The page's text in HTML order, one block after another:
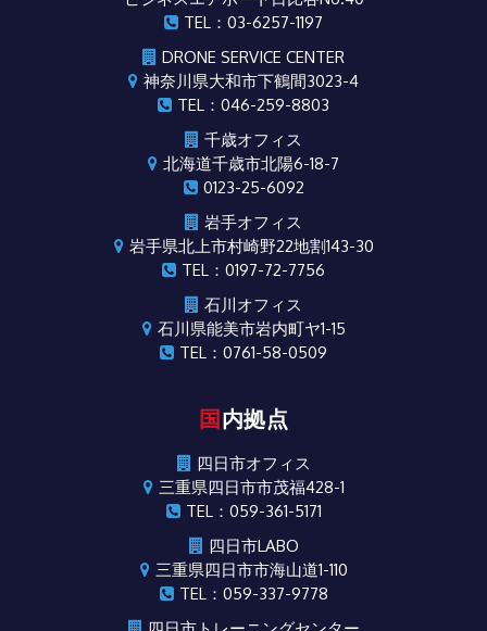
TEL：03-6257-1197
DRONE SERVICE CENTER
神奈川県大和市下鶴間3023-4
TEL：046-259-8803
千歳オフィス
北海道千歳市北陽6-18-7
0123-25-6092
岩手オフィス
岩手県北上市村崎野22地割143-30
TEL：0197-72-7756
石川オフィス
石川県能美市岩内町ヤ1-15
TEL：0761-58-0509
国内拠点
四日市オフィス
三重県四日市市茂福428-1
TEL：059-361-5171
四日市LABO
三重県四日市市海山道1-110
TEL：059-337-9778